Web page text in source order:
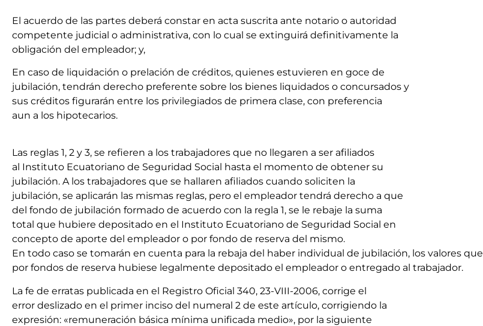
El acuerdo de las partes deberá constar en acta suscrita ante notario o autoridad
competente judicial o administrativa, con lo cual se extinguirá definitivamente la
obligación del empleador; y,
En caso de liquidación o prelación de créditos, quienes estuvieren en goce de
jubilación, tendrán derecho preferente sobre los bienes liquidados o concursados y
sus créditos figurarán entre los privilegiados de primera clase, con preferencia
aun a los hipotecarios.
Las reglas 1, 2 y 3, se refieren a los trabajadores que no llegaren a ser afiliados
al Instituto Ecuatoriano de Seguridad Social hasta el momento de obtener su
jubilación. A los trabajadores que se hallaren afiliados cuando soliciten la
jubilación, se aplicarán las mismas reglas, pero el empleador tendrá derecho a que
del fondo de jubilación formado de acuerdo con la regla 1, se le rebaje la suma
total que hubiere depositado en el Instituto Ecuatoriano de Seguridad Social en
concepto de aporte del empleador o por fondo de reserva del mismo.
En todo caso se tomarán en cuenta para la rebaja del haber individual de jubilación, los valores que
por fondos de reserva hubiese legalmente depositado el empleador o entregado al trabajador.
La fe de erratas publicada en el Registro Oficial 340, 23-VIII-2006, corrige el
error deslizado en el primer inciso del numeral 2 de este artículo, corrigiendo la
expresión: «remuneración básica mínima unificada medio», por la siguiente